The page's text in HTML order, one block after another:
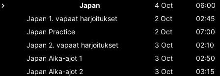
Japan
4 Oct
06:00
Japan 1. vapaat harjoitukset 2 Oct
02:45
Japan Practice 2 Oct
07:00
Japan 2. vapaat harjoitukset 3 Oct
02:10
Japan Aika-ajot 1 3 Oct
02:50
Japan Aika-ajot 2 3 Oct
03:15